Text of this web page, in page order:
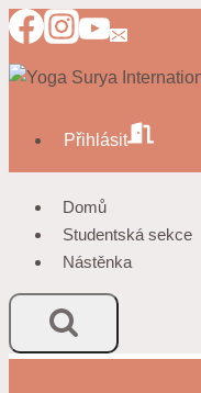
Přeskočit
na
obsah
Přihlásit
Domů
Studentská sekce
Nástěnka